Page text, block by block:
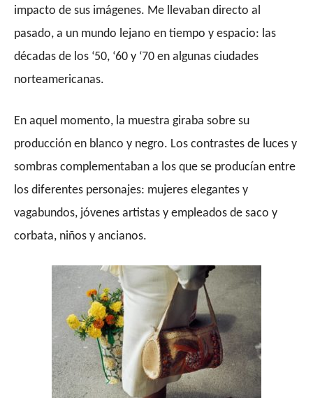
impacto de sus imágenes. Me llevaban directo al
pasado, a un mundo lejano en tiempo y espacio: las
décadas de los ‘50, ‘60 y ‘70 en algunas ciudades
norteamericanas.
En aquel momento, la muestra giraba sobre su
producción en blanco y negro. Los contrastes de luces y
sombras complementaban a los que se producían entre
los diferentes personajes: mujeres elegantes y
vagabundos, jóvenes artistas y empleados de saco y
corbata, niños y ancianos.